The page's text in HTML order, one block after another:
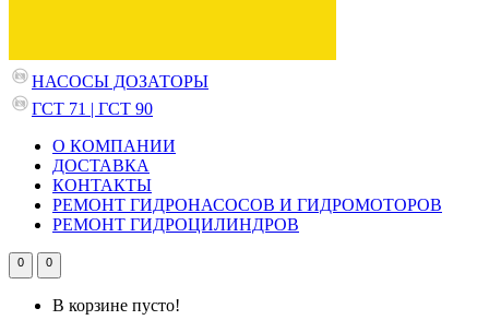
НАСОСЫ ДОЗАТОРЫ
ГСТ 71 | ГСТ 90
О КОМПАНИИ
ДОСТАВКА
КОНТАКТЫ
РЕМОНТ ГИДРОНАСОСОВ И ГИДРОМОТОРОВ
РЕМОНТ ГИДРОЦИЛИНДРОВ
0 0
В корзине пусто!